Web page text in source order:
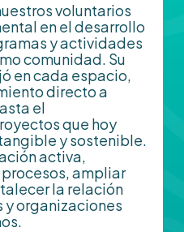
voluntarios
en el desarrollo
y actividades
comunidad. Su
en cada espacio,
directo a
el
que hoy
y sostenible.
activa,
ampliar
la relación
y organizaciones